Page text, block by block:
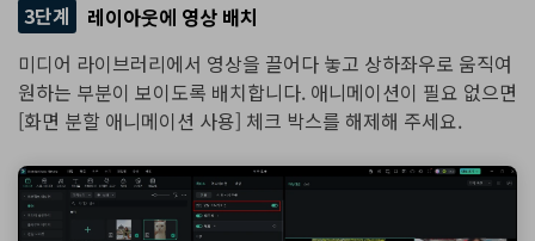
3단계
레이아웃에 영상 배치
미디어 라이브러리에서 영상을 끌어다 놓고 상하좌우로 움직여
원하는 부분이 보이도록 배치합니다. 애니메이션이 필요 없으면
[화면 분할 애니메이션 사용] 체크 박스를 해제해 주세요.